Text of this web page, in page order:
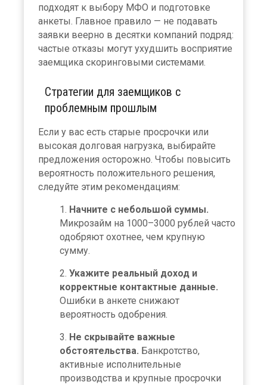
подходят к выбору МФО и подготовке
анкеты. Главное правило — не подавать
заявки веерно в десятки компаний подряд:
частые отказы могут ухудшить восприятие
заемщика скоринговыми системами.
Стратегии для заемщиков с
проблемным прошлым
Если у вас есть старые просрочки или
высокая долговая нагрузка, выбирайте
предложения осторожно. Чтобы повысить
вероятность положительного решения,
следуйте этим рекомендациям:
Начните с небольшой суммы.
Микрозайм на 1000–3000 рублей часто
одобряют охотнее, чем крупную
сумму.
Укажите реальный доход и
корректные контактные данные.
Ошибки в анкете снижают
вероятность одобрения.
Не скрывайте важные
обстоятельства. Банкротство,
активные исполнительные
производства и крупные просрочки